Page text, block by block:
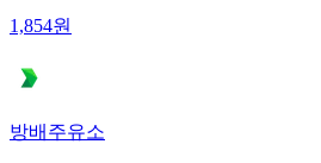
1,854원
방배주유소